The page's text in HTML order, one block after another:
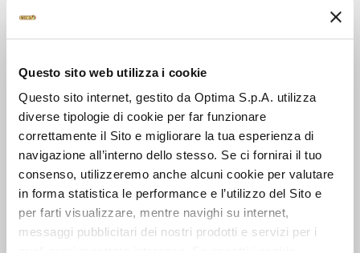
Questo sito web utilizza i cookie
Questo sito internet, gestito da Optima S.p.A. utilizza
diverse tipologie di cookie per far funzionare
correttamente il Sito e migliorare la tua esperienza di
navigazione all’interno dello stesso. Se ci fornirai il tuo
consenso, utilizzeremo anche alcuni cookie per valutare
in forma statistica le performance e l’utilizzo del Sito e
per farti visualizzare, mentre navighi su internet,
messaggi pubblicitari dei nostri prodotti e servizi per i
CONFEZIONI PER CARTONE:
4
CHIEDI INFORMAZIONI
SCHEDA TECNICA